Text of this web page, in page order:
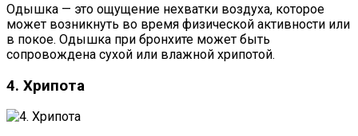
Одышка — это ощущение нехватки воздуха, которое
может возникнуть во время физической активности или
в покое. Одышка при бронхите может быть
сопровождена сухой или влажной хрипотой.
4. Хрипота